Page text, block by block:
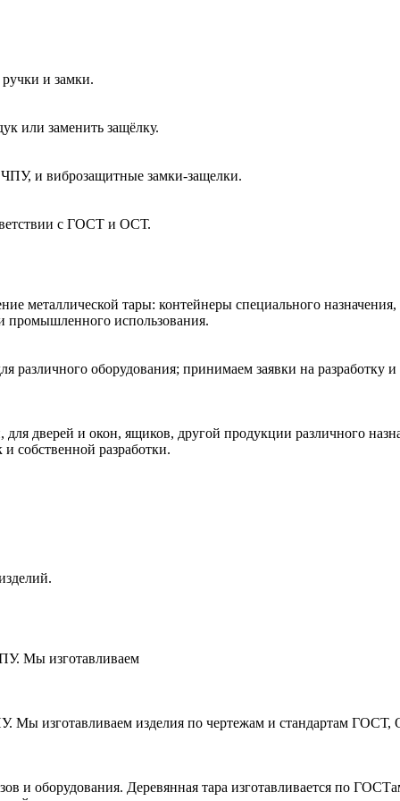
и замки.
или заменить защёлку.
и виброзащитные замки-защелки.
с ГОСТ и ОСТ.
металлической тары: контейнеры специального
промышленного использования.
различного оборудования; принимаем заявки на разработку
дверей и окон, ящиков, другой продукции различного
собственной разработки.
Мы изготавливаем
Мы изготавливаем изделия по чертежам и стандартам
и оборудования. Деревянная тара изготавливается по